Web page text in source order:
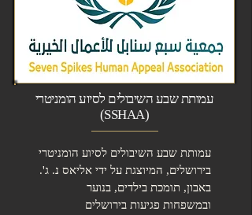
עמותת שבע השיבולים לסיוע הומניטרי
(SSHAA)
עמותת שבע השיבולים לסיוע הומניטרי
בירושלים, המיוצגת על ידי אליאס נ. ג'.
באבון, תומכת בילדים, בנוער
ובמשפחות פגיעות בירושלים